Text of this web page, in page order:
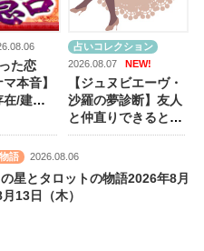
た恋
本音】
/建前/
税込）】
占いコレクション
2026.08.07
NEW!
【ジュヌビエーヴ・
沙羅の夢診断】友人
と仲直りできるとき
に見る夢は？
語 2026.08.06
星とタロットの物語2026年8月
13日（木）